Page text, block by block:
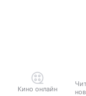
Кино онлайн